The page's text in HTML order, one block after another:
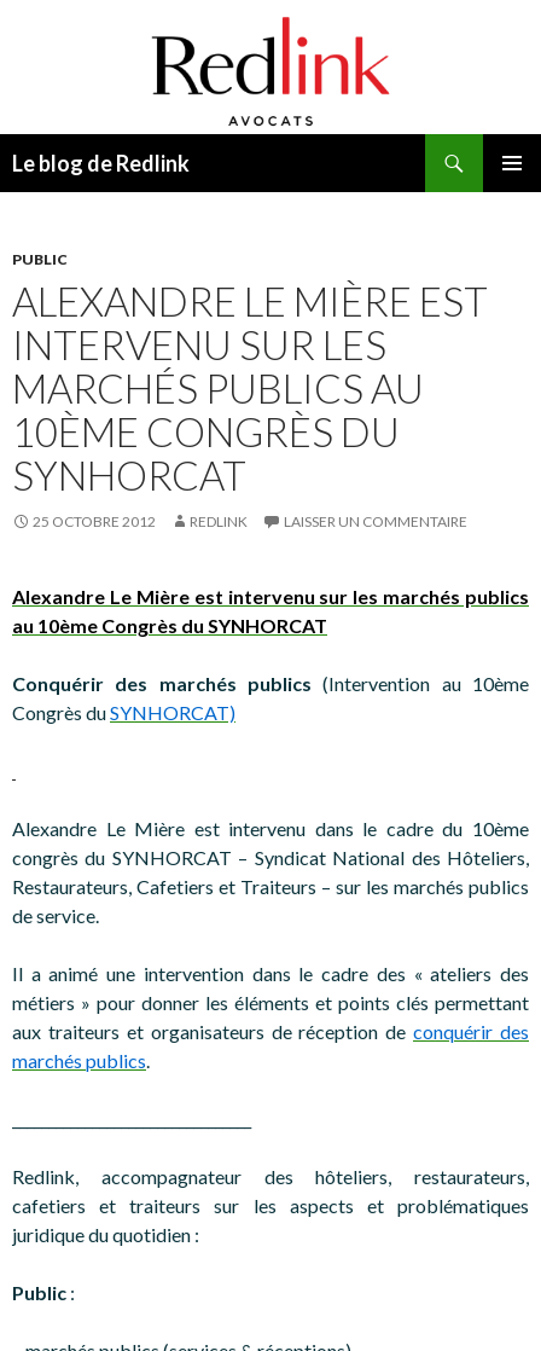
Le blog de Redlink
PUBLIC
ALEXANDRE LE MIÈRE EST
INTERVENU SUR LES
MARCHÉS PUBLICS AU
10ÈME CONGRÈS DU
SYNHORCAT
25 OCTOBRE 2012 REDLINK LAISSER UN COMMENTAIRE
Alexandre Le Mière est intervenu sur les marchés publics
au 10ème Congrès du SYNHORCAT
Conquérir des marchés publics(Intervention au 10ème
Congrès duSYNHORCAT)
Alexandre Le Mière est intervenu dans le cadre du 10ème
congrès du SYNHORCAT – Syndicat National des Hôteliers,
Restaurateurs, Cafetiers et Traiteurs – sur les marchés publics
de service.
Il a animé une intervention dans le cadre des « ateliers des
métiers » pour donner les éléments et points clés permettant
aux traiteurs et organisateurs de réception deconquérir des
marchés publics.
Redlink, accompagnateur des hôteliers, restaurateurs,
cafetiers et traiteurs sur les aspects et problématiques
juridique du quotidien :
Public :